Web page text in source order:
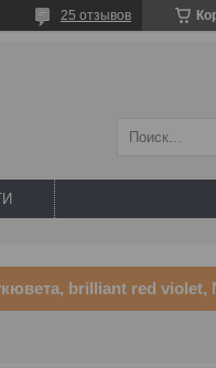
25 отзывов
brilliant red